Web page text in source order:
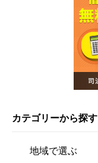
カテゴリーから探す
地域で選ぶ